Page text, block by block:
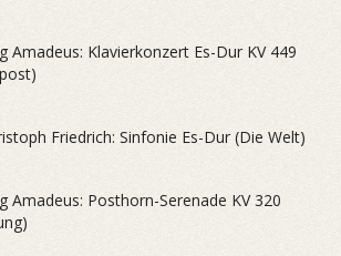
Amadeus: Klavierkonzert Es-Dur KV 449
Friedrich: Sinfonie Es-Dur (Die Welt)
Amadeus: Posthorn-Serenade KV 320